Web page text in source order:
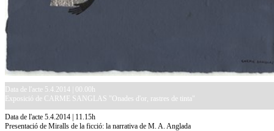
Data de l'acte 5.4.2014 | 00.00h
Exposició de CARME SANGLAS "Onades d'or, rastres de tinta"
Data de l'acte 5.4.2014 | 11.15h
Presentació de Miralls de la ficció: la narrativa de M. A. Anglada